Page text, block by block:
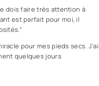
dois faire très attention à
est parfait pour moi, il
pour mes pieds secs. J’ai
quelques jours